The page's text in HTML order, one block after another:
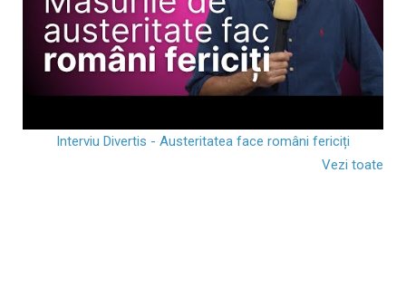
Interviu Divertis - Austeritatea face români fericiți
Vezi toate